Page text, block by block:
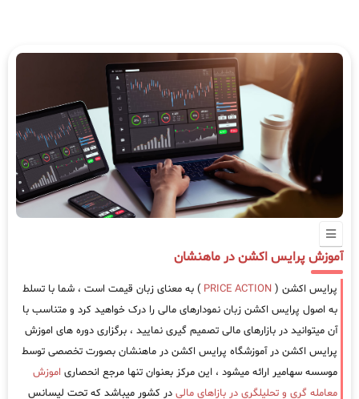
آموزش پرایس اکشن در ماهنشان
پرایس اکشن ( PRICE ACTION ) به معنای زبان قیمت است ، شما با تسلط
به اصول پرایس اکشن زبان نمودارهای مالی را درک خواهید کرد و متناسب با
آن میتوانید در بازارهای مالی تصمیم گیری نمایید ، برگزاری دوره های اموزش
پرایس اکشن در آموزشگاه پرایس اکشن در ماهنشان بصورت تخصصی توسط
موسسه سهامیر ارائه میشود ، این مرکز بعنوان تنها مرجع انحصاری اموزش
معامله گری و تحلیلگری در بازاهای مالی در کشور میباشد که تحت لیسانس